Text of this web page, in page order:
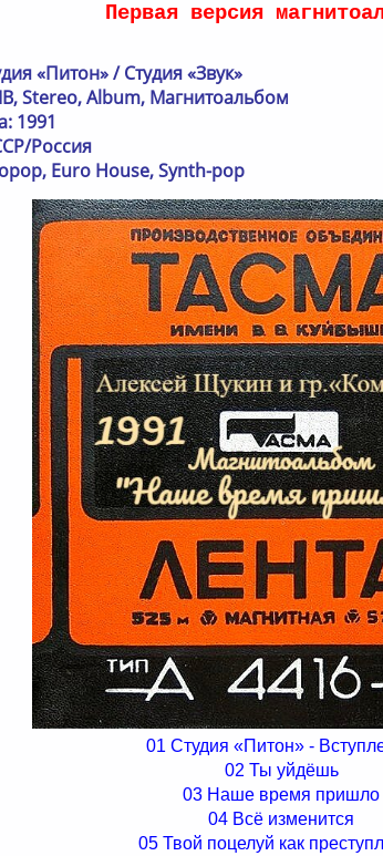
Первая версия
«Питон» / Студия «Звук»
Stereo, Album, Магнитоальбом
1991
Россия
Euro House, Synth-pop
01 Студия «Питон» -
02 Ты уйдёшь
03 Наше время пришло
04 Всё изменится
05 Твой поцелуй как